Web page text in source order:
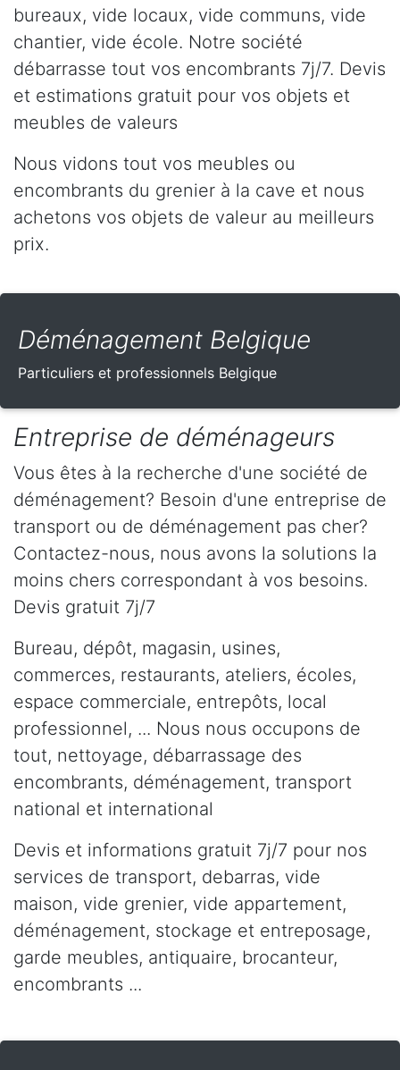
bureaux, vide locaux, vide communs, vide
chantier, vide école. Notre société
débarrasse tout vos encombrants 7j/7. Devis
et estimations gratuit pour vos objets et
meubles de valeurs
Nous vidons tout vos meubles ou
encombrants du grenier à la cave et nous
achetons vos objets de valeur au meilleurs
prix.
Déménagement Belgique
Particuliers et professionnels Belgique
Entreprise de déménageurs
Vous êtes à la recherche d'une société de
déménagement? Besoin d'une entreprise de
transport ou de déménagement pas cher?
Contactez-nous, nous avons la solutions la
moins chers correspondant à vos besoins.
Devis gratuit 7j/7
Bureau, dépôt, magasin, usines,
commerces, restaurants, ateliers, écoles,
espace commerciale, entrepôts, local
professionnel, ... Nous nous occupons de
tout, nettoyage, débarrassage des
encombrants, déménagement, transport
national et international
Devis et informations gratuit 7j/7 pour nos
services de transport, debarras, vide
maison, vide grenier, vide appartement,
déménagement, stockage et entreposage,
garde meubles, antiquaire, brocanteur,
encombrants ...